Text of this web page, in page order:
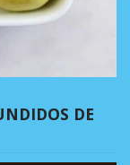
DE